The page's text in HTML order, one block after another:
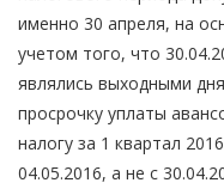
именно 30 апреля, на
учетом того, что
являлись выходными
просрочку уплаты
налогу за 1 квартал
04.05.2016, а не с